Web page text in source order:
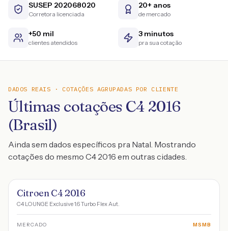
SUSEP 202068020
Corretora licenciada
20+ anos
de mercado
+50 mil
clientes atendidos
3 minutos
pra sua cotação
DADOS REAIS · COTAÇÕES AGRUPADAS POR CLIENTE
Últimas cotações C4 2016
(Brasil)
Ainda sem dados específicos pra Natal. Mostrando
cotações do mesmo C4 2016 em outras cidades.
Citroen C4 2016
C4 LOUNGE Exclusive 1.6 Turbo Flex Aut.
MERCADO MSMB